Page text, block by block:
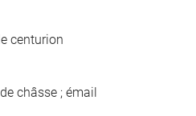
centurion
châsse ; émail